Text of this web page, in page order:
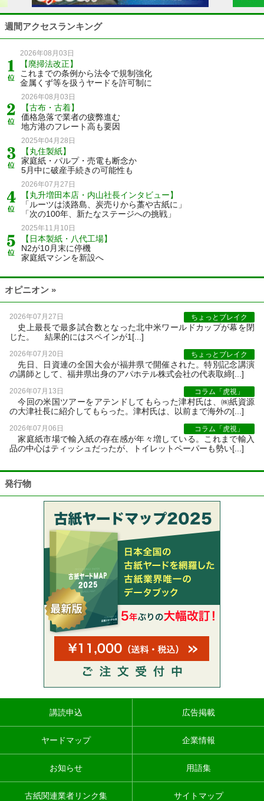
週間アクセスランキング
2026年08月03日
【廃掃法改正】
これまでの条例から法令で規制強化
金属くず等を扱うヤードを許可制に
2026年08月03日
【古布・古着】
価格急落で業者の疲弊進む
地方港のフレート高も要因
2025年04月28日
【丸住製紙】
家庭紙・パルプ・売電も断念か
5月中に破産手続きの可能性も
2026年07月27日
【丸升増田本店・内山社長インタビュー】
「ルーツは淡路島、炭売りから藁や古紙に」
「次の100年、新たなステージへの挑戦」
2025年11月10日
【日本製紙・八代工場】
N2が10月末に停機
家庭紙マシンを新設へ
オピニオン »
2026年07月27日 ちょっとブレイク
史上最長で最多試合数となった北中米ワールドカップが幕を閉
じた。 結果的にはスペインが1[...]
2026年07月20日 ちょっとブレイク
先日、日資連の全国大会が福井県で開催された。特別記念講演
の講師として、福井県出身のアパホテル株式会社の代表取締[...]
2026年07月13日 コラム「虎視」
今回の米国ツアーをアテンドしてもらった津村氏は、㈱紙資源
の大津社長に紹介してもらった。津村氏は、以前まで海外の[...]
2026年07月06日 コラム「虎視」
家庭紙市場で輸入紙の存在感が年々増している。これまで輸入
品の中心はティッシュだったが、トイレットペーパーも勢い[...]
発行物
講読申込 広告掲載
ヤードマップ 企業情報
お知らせ 用語集
古紙関連業者リンク集 サイトマップ